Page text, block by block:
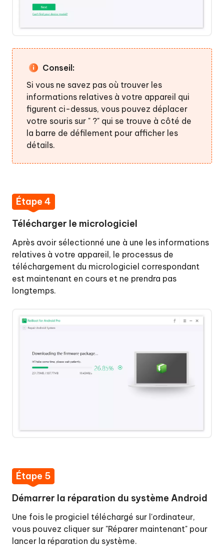
Lancer
réparation
du
Android
Conseil:
Si vous ne savez pas où trouver les
informations relatives à votre appareil qui
figurent ci-dessus, vous pouvez déplacer
votre souris sur " ?" qui se trouve à côté de
la barre de défilement pour afficher les
détails.
Étape 4
Télécharger le micrologiciel
Après avoir sélectionné une à une les informations
relatives à votre appareil, le processus de
téléchargement du micrologiciel correspondant
est maintenant en cours et ne prendra pas
longtemps.
Étape 5
Démarrer la réparation du système Android
Une fois le progiciel téléchargé sur l'ordinateur,
vous pouvez cliquer sur "Réparer maintenant" pour
lancer la réparation du système.